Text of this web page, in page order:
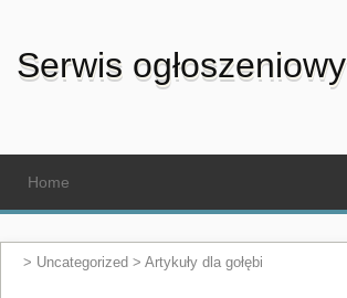
Serwis ogłoszeniowy
Home
> Uncategorized > Artykuły dla gołębi